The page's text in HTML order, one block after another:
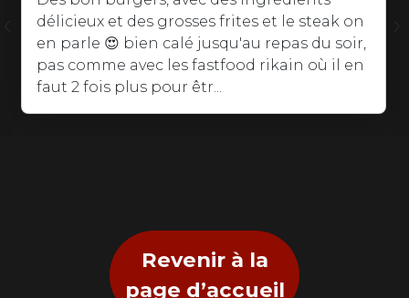
appel à eux pour l'anniversaire de mon
chéri et tout le monde se régalés.
Excellentes Burgers et leur frites 🍟 maison
une tuerie. Je recommande sans aucune...
Revenir à la
page d’accueil